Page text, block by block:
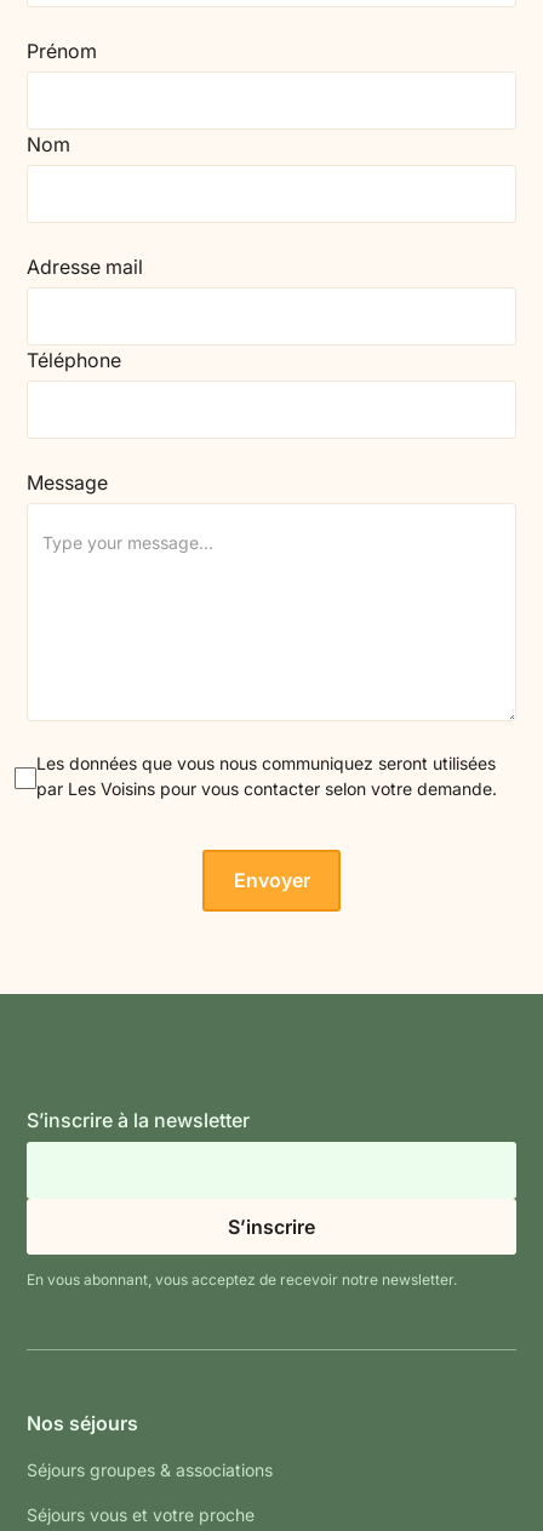
Prénom
Nom
Adresse mail
Téléphone
Message
Les données que vous nous communiquez seront utilisées
par Les Voisins pour vous contacter selon votre demande.
S’inscrire à la newsletter
En vous abonnant, vous acceptez de recevoir notre newsletter.
Nos séjours
Séjours groupes & associations
Séjours vous et votre proche